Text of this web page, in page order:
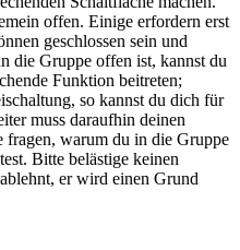
offen. Einige erfordern erst
geschlossen sein und
die Gruppe offen ist, kannst du
Funktion beitreten;
so kannst du dich für
muss daraufhin deinen
fragen, warum du in die Gruppe
Bitte belästige keinen
er wird einen Grund